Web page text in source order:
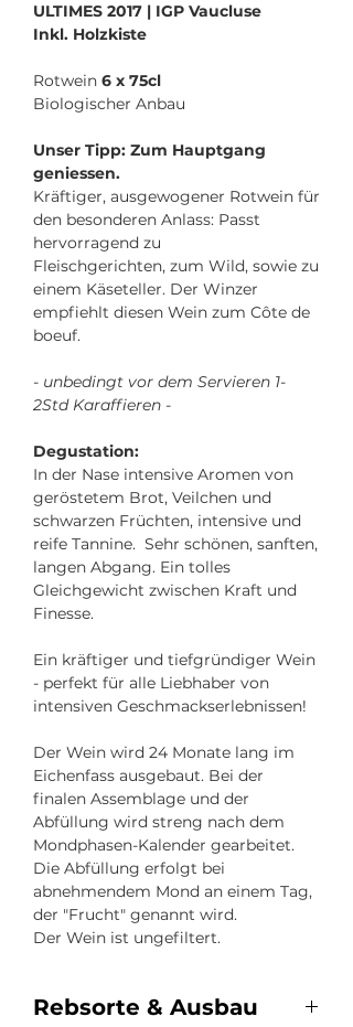
ULTIMES 2017 | IGP Vaucluse
Inkl. Holzkiste
Rotwein 6 x 75cl
Biologischer Anbau
Unser Tipp: Zum Hauptgang
geniessen.
Kräftiger, ausgewogener Rotwein für
den besonderen Anlass: Passt
hervorragend zu
Fleischgerichten, zum Wild, sowie zu
einem Käseteller. Der Winzer
empfiehlt diesen Wein zum Côte de
boeuf.
- unbedingt vor dem Servieren 1-
2Std Karaffieren -
Degustation:
In der Nase intensive Aromen von
geröstetem Brot, Veilchen und
schwarzen Früchten, intensive und
reife Tannine. Sehr schönen, sanften,
langen Abgang. Ein tolles
Gleichgewicht zwischen Kraft und
Finesse.
Ein kräftiger und tiefgründiger Wein
- perfekt für alle Liebhaber von
intensiven Geschmackserlebnissen!
Der Wein wird 24 Monate lang im
Eichenfass ausgebaut. Bei der
finalen Assemblage und der
Abfüllung wird streng nach dem
Mondphasen-Kalender gearbeitet.
Die Abfüllung erfolgt bei
abnehmendem Mond an einem Tag,
der "Frucht" genannt wird.
Der Wein ist ungefiltert.
Rebsorte & Ausbau